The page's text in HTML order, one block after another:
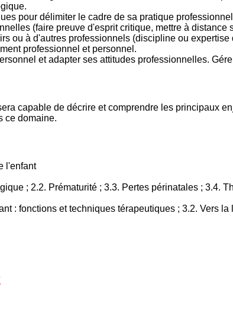
pour délimiter le cadre de sa pratique
(faire preuve d'esprit critique, mettre à
ou à d'autres professionnels (discipline ou expertise
professionnel et personnel.
et adapter ses attitudes professionnelles.
capable de décrire et comprendre les principaux
ce domaine.
l'enfant
; 2.2. Prématurité ; 3.3. Pertes périnatales ; 3.4.
: fonctions et techniques térapeutiques ; 3.2. Vers la